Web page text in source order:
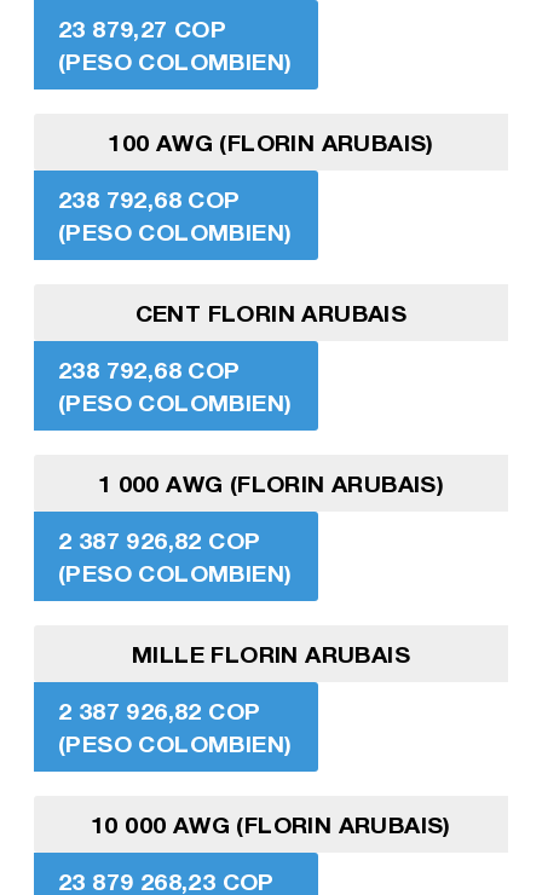
23 879,27 COP
(PESO COLOMBIEN)
100 AWG (FLORIN ARUBAIS)
238 792,68 COP
(PESO COLOMBIEN)
CENT FLORIN ARUBAIS
238 792,68 COP
(PESO COLOMBIEN)
1 000 AWG (FLORIN ARUBAIS)
2 387 926,82 COP
(PESO COLOMBIEN)
MILLE FLORIN ARUBAIS
2 387 926,82 COP
(PESO COLOMBIEN)
10 000 AWG (FLORIN ARUBAIS)
23 879 268,23 COP